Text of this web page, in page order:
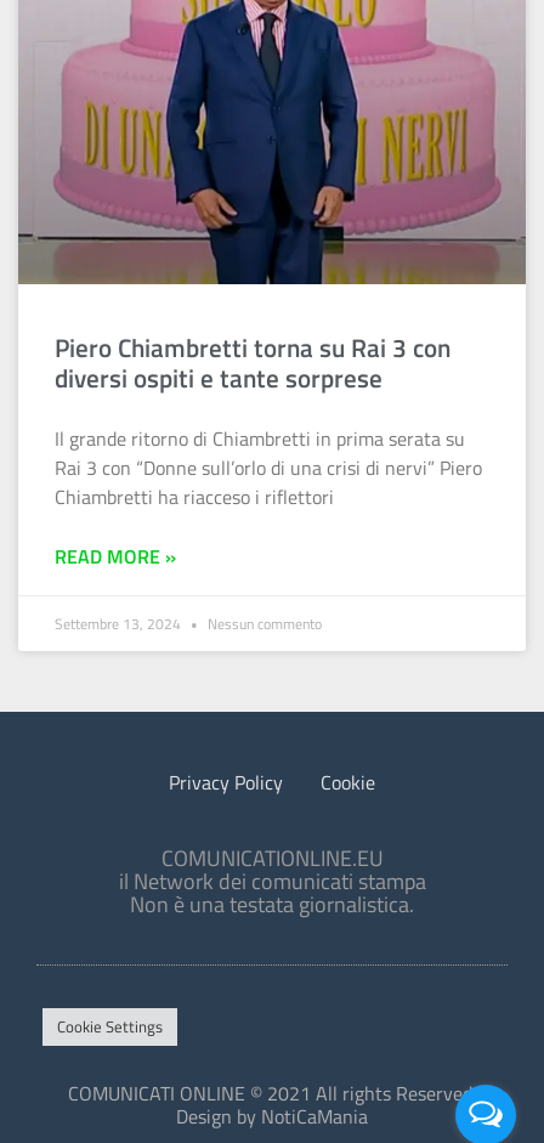
Piero Chiambretti torna su Rai 3 con
diversi ospiti e tante sorprese
Il grande ritorno di Chiambretti in prima serata su
Rai 3 con “Donne sull’orlo di una crisi di nervi” Piero
Chiambretti ha riacceso i riflettori
READ MORE »
Settembre 13, 2024 Nessun commento
Privacy Policy Cookie
COMUNICATIONLINE.EU
il Network dei comunicati stampa
Non è una testata giornalistica.
Cookie Settings
COMUNICATI ONLINE © 2021 All rights Reserved.
Design by NotiCaMania